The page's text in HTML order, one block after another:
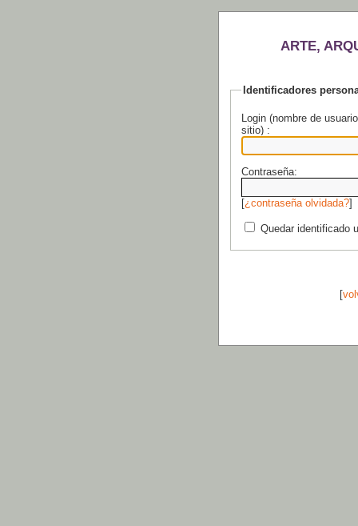
ARTE,
Identificadores
Login (nombre de
sitio) :
Contraseña:
[¿contraseña olvidada?]
Quedar identificado
[